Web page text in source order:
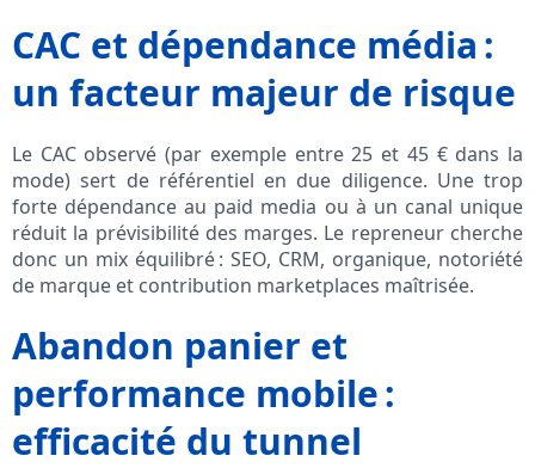
CAC et dépendance média :
un facteur majeur de risque
Le CAC observé (par exemple entre 25 et 45 € dans la
mode) sert de référentiel en due diligence. Une trop
forte dépendance au paid media ou à un canal unique
réduit la prévisibilité des marges. Le repreneur cherche
donc un mix équilibré : SEO, CRM, organique, notoriété
de marque et contribution marketplaces maîtrisée.
Abandon panier et
performance mobile :
efficacité du tunnel